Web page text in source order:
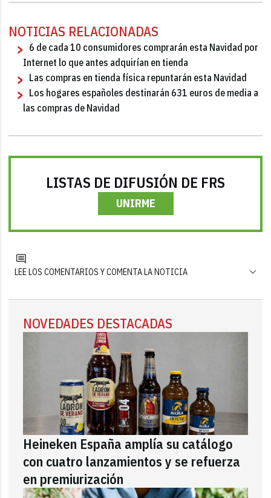
NOTICIAS RELACIONADAS
6 de cada 10 consumidores comprarán esta Navidad por
Internet lo que antes adquirían en tienda
Las compras en tienda física repuntarán esta Navidad
Los hogares españoles destinarán 631 euros de media a
las compras de Navidad
LISTAS DE DIFUSIÓN DE FRS
UNIRME
LEE LOS COMENTARIOS Y COMENTA LA NOTICIA
NOVEDADES DESTACADAS
Heineken España amplía su catálogo
con cuatro lanzamientos y se refuerza
en premiurización